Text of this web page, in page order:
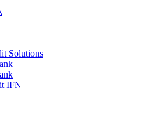
Solutions
IFN